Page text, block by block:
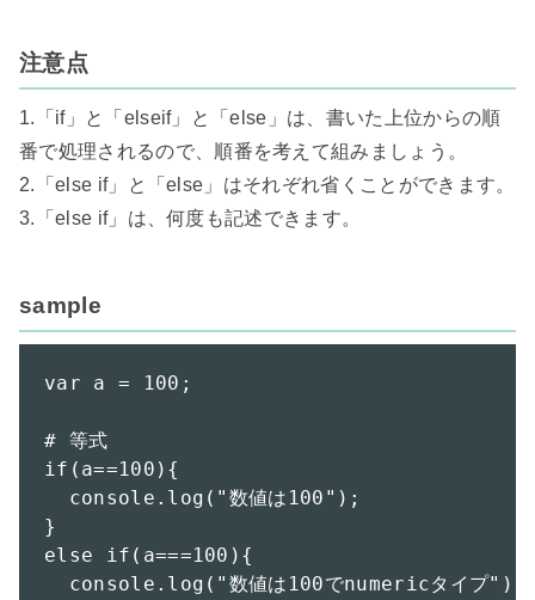
注意点
1.「if」と「elseif」と「else」は、書いた上位からの順
番で処理されるので、順番を考えて組みましょう。
2.「else if」と「else」はそれぞれ省くことができます。
3.「else if」は、何度も記述できます。
sample
var a = 100;
# 等式
if(a==100){
  console.log("数値は100");
}
else if(a===100){
  console.log("数値は100でnumericタイプ");